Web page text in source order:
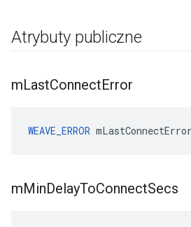
Atrybuty publiczne
mLastConnectError
WEAVE_ERROR mLastConnectError
mMinDelayToConnectSecs